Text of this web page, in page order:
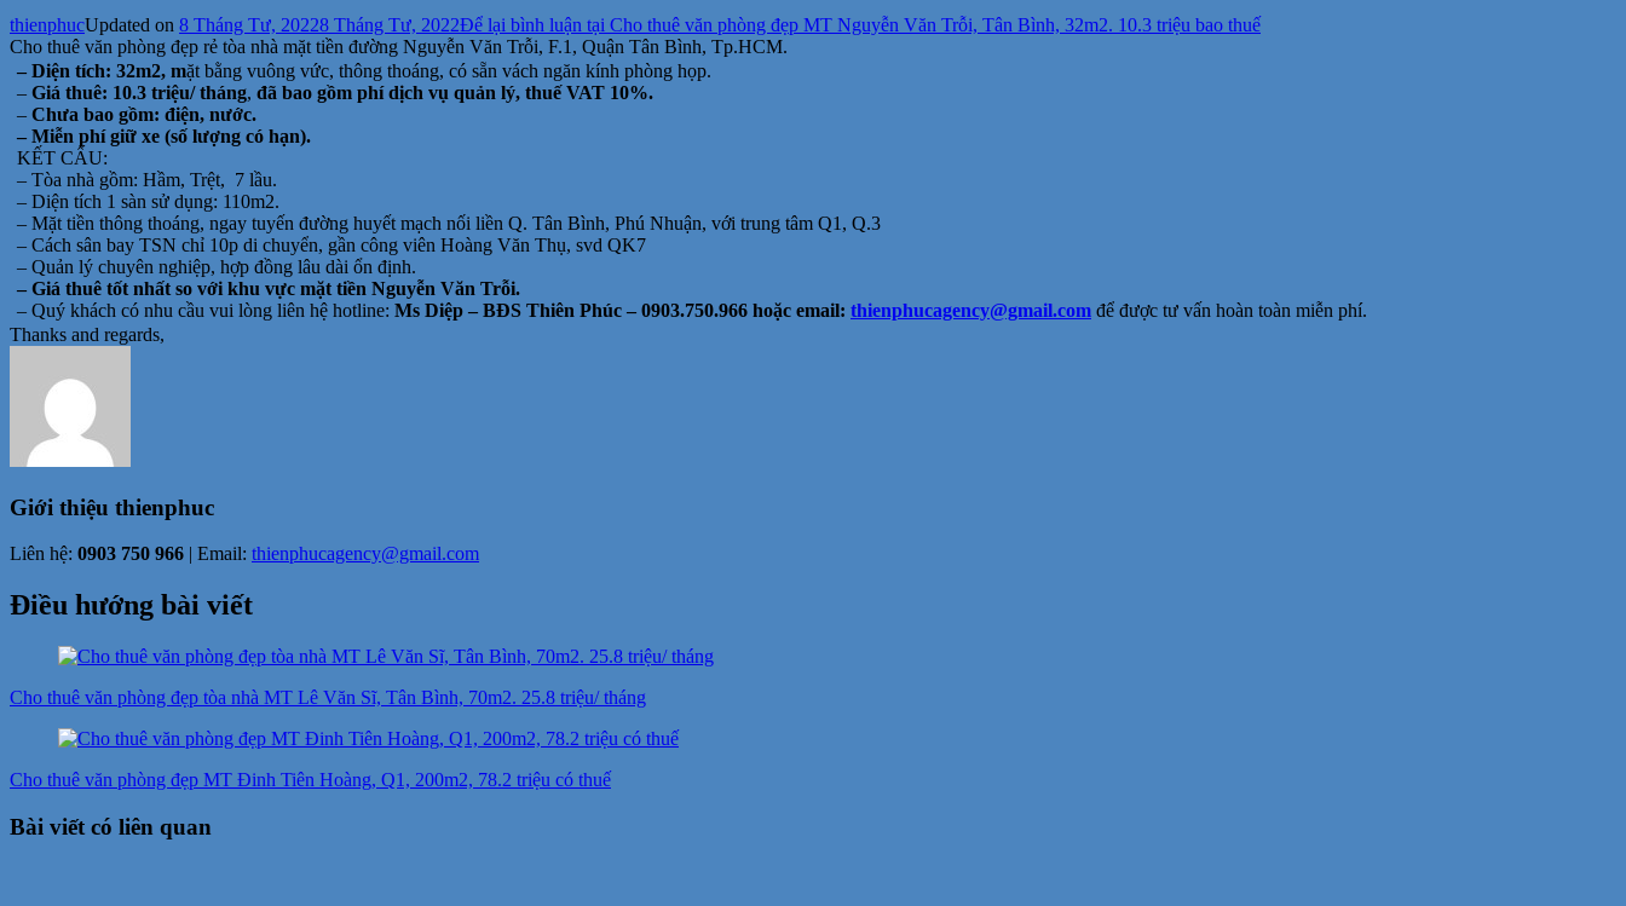
thienphucUpdated on 8 Tháng Tư, 20228 Tháng Tư, 2022Để lại bình luận tại Cho thuê văn phòng đẹp MT Nguyễn Văn Trỗi, Tân Bình, 32m2. 10.3 triệu bao thuế
Cho thuê văn phòng đẹp rẻ tòa nhà mặt tiền đường Nguyễn Văn Trỗi, F.1, Quận Tân Bình, Tp.HCM.
– Diện tích: 32m2, mặt bằng vuông vức, thông thoáng, có sẵn vách ngăn kính phòng họp.
– Giá thuê: 10.3 triệu/ tháng, đã bao gồm phí dịch vụ quản lý, thuế VAT 10%.
– Chưa bao gồm: điện, nước.
– Miễn phí giữ xe (số lượng có hạn).
KẾT CẤU:
– Tòa nhà gồm: Hầm, Trệt, 7 lầu.
– Diện tích 1 sàn sử dụng: 110m2.
– Mặt tiền thông thoáng, ngay tuyến đường huyết mạch nối liền Q. Tân Bình, Phú Nhuận, với trung tâm Q1, Q.3
– Cách sân bay TSN chỉ 10p di chuyển, gần công viên Hoàng Văn Thụ, svd QK7
– Quản lý chuyên nghiệp, hợp đồng lâu dài ổn định.
– Giá thuê tốt nhất so với khu vực mặt tiền Nguyễn Văn Trỗi.
– Quý khách có nhu cầu vui lòng liên hệ hotline: Ms Diệp – BĐS Thiên Phúc – 0903.750.966 hoặc email: thienphucagency@gmail.com để được tư vấn hoàn toàn miễn phí.
Thanks and regards,
Giới thiệu thienphuc
Liên hệ: 0903 750 966 | Email: thienphucagency@gmail.com
Điều hướng bài viết
Cho thuê văn phòng đẹp tòa nhà MT Lê Văn Sĩ, Tân Bình, 70m2. 25.8 triệu/ tháng
Cho thuê văn phòng đẹp MT Đinh Tiên Hoàng, Q1, 200m2, 78.2 triệu có thuế
Bài viết có liên quan